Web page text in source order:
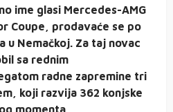
ime glasi Mercedes-AMG
Coupe, prodavaće se po
u Nemačkoj. Za taj novac
sa rednim
radne zapremine tri
koji razvija 362 konjske
momenta